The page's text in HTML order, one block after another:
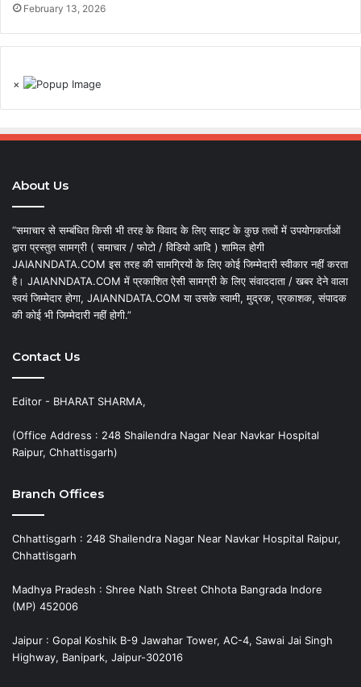
February 13, 2026
×
About Us
“समाचार से सम्बंधित किसी भी तरह के विवाद के लिए साइट के कुछ तत्वों में उपयोगकर्ताओं
द्वारा प्रस्तुत सामग्री ( समाचार / फोटो / विडियो आदि ) शामिल होगी
JAIANNDATA.COM इस तरह की सामग्रियों के लिए कोई जिम्मेदारी स्वीकार नहीं करता
है। JAIANNDATA.COM में प्रकाशित ऐसी सामग्री के लिए संवाददाता / खबर देने वाला
स्वयं जिम्मेदार होगा, JAIANNDATA.COM या उसके स्वामी, मुद्रक, प्रकाशक, संपादक
की कोई भी जिम्मेदारी नहीं होगी.”
Contact Us
Editor - BHARAT SHARMA,
(Office Address : 248 Shailendra Nagar Near Navkar Hospital
Raipur, Chhattisgarh)
Branch Offices
Chhattisgarh : 248 Shailendra Nagar Near Navkar Hospital Raipur,
Chhattisgarh
Madhya Pradesh : Shree Nath Street Chhota Bangrada Indore
(MP) 452006
Jaipur : Gopal Koshik B-9 Jawahar Tower, AC-4, Sawai Jai Singh
Highway, Banipark, Jaipur-302016